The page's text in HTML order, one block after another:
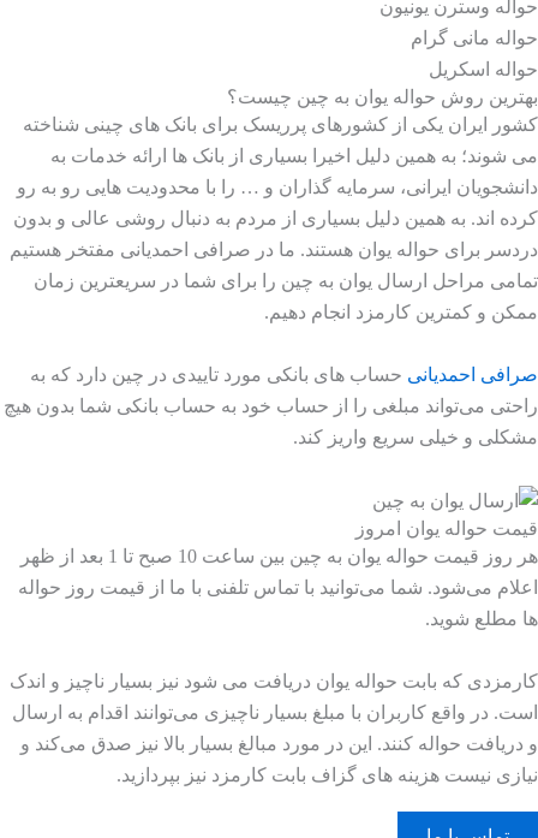
حواله وسترن یونیون
حواله مانی گرام
حواله اسکریل
بهترین روش حواله یوان به چین چیست؟
کشور ایران یکی از کشورهای پرریسک برای بانک های چینی شناخته
می شوند؛ به همین دلیل اخیرا بسیاری از بانک ها ارائه خدمات به
دانشجویان ایرانی، سرمایه گذاران و … را با محدودیت هایی رو به رو
کرده اند. به همین دلیل بسیاری از مردم به دنبال روشی عالی و بدون
دردسر برای حواله یوان هستند. ما در صرافی احمدیانی مفتخر هستیم
تمامی مراحل ارسال یوان به چین را برای شما در سریعترین زمان
ممکن و کمترین کارمزد انجام دهیم.
صرافی احمدیانی حساب های بانکی مورد تاییدی در چین دارد که به
راحتی می‌تواند مبلغی را از حساب خود به حساب بانکی شما بدون هیچ
مشکلی و خیلی سریع واریز کند.
قیمت حواله یوان امروز
هر روز قیمت حواله یوان به چین بین ساعت 10 صبح تا 1 بعد از ظهر
اعلام می‌شود. شما می‌توانید با تماس تلفنی با ما از قیمت روز حواله
ها مطلع شوید.
کارمزدی که بابت حواله یوان دریافت می شود نیز بسیار ناچیز و اندک
است. در واقع کاربران با مبلغ بسیار ناچیزی می‌توانند اقدام به ارسال
و دریافت حواله کنند. این در مورد مبالغ بسیار بالا نیز صدق می‌کند و
نیازی نیست هزینه های گزاف بابت کارمزد نیز بپردازید.